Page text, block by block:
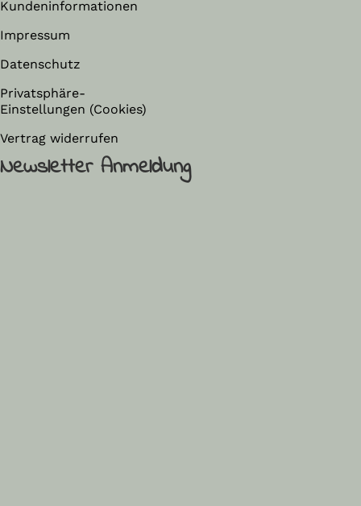
Kundeninformationen
Impressum
Datenschutz
Privatsphäre-
Einstellungen (Cookies)
Vertrag widerrufen
Newsletter Anmeldung